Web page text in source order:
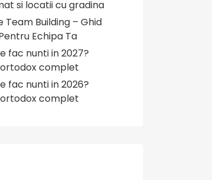
si locatii cu gradina
Team Building – Ghid
Echipa Ta
fac nunti in 2027?
complet
fac nunti in 2026?
complet